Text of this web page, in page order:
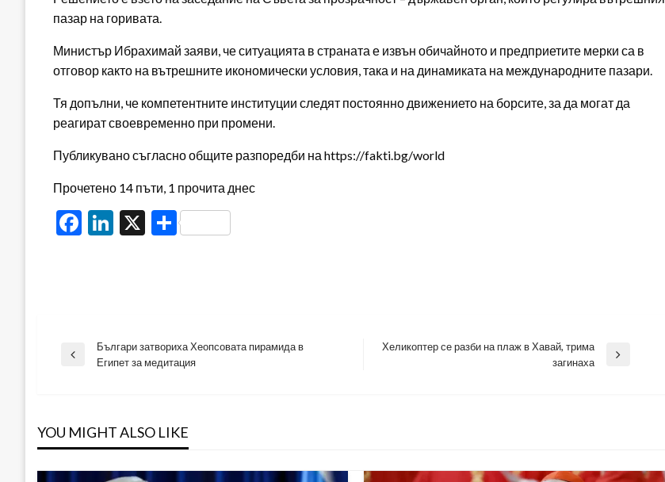
пазар на горивата.
Министър Ибрахимай заяви, че ситуацията в страната е извън обичайното и предприетите мерки са в
отговор както на вътрешните икономически условия, така и на динамиката на международните пазари.
Тя допълни, че компетентните институции следят постоянно движението на борсите, за да могат да
реагират своевременно при промени.
Публикувано съгласно общите разпоредби на https://fakti.bg/world
Прочетено 14 пъти, 1 прочита днес
Facebook
LinkedIn
X Share
Навигация
Previous
Българи затвориха Хеопсовата пирамида в
Египет за медитация
Хеликоптер се разби на плаж в Хавай, трима
загинаха
YOU MIGHT ALSO LIKE